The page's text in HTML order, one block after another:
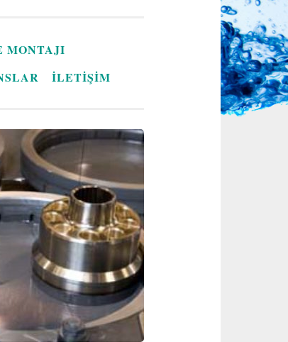
MONTAJI
İLETİŞİM